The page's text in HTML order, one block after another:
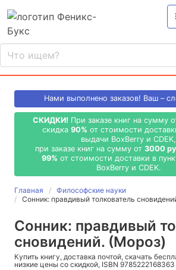
Нами выполнено заказов! Ваш –
СКИДКИ! При заказе книг на сумму
скидка 90% от стоимости
выдачи BoxBerry и CDEK,
при заказе книг на сумму от 3000
99% от стоимости доставки в
BoxBerry и CDEK.
Главная
Философские науки
Сонник: правдивый толкователь
Сонник: правдивый
сновидений. (Мороз)
Купить книгу, доставка почтой, скачать
низкие цены со скидкой, ISBN 9785222168363